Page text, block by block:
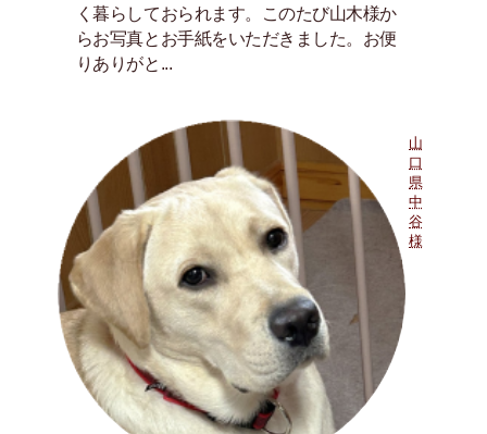
く暮らしておられます。このたび山木様か
らお写真とお手紙をいただきました。お便
りありがと...
山
口
県
中
谷
様